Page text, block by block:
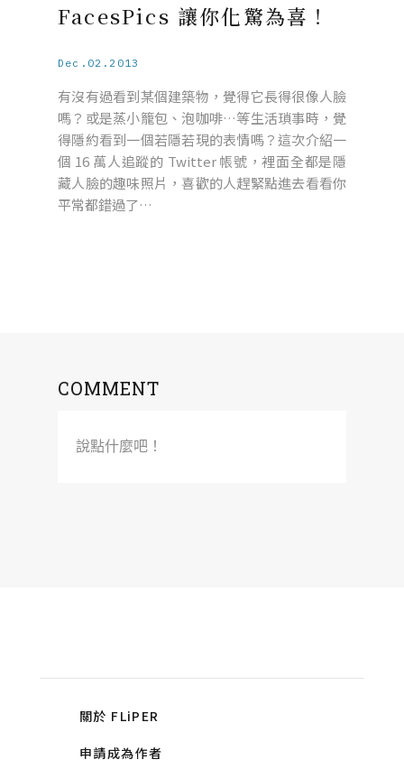
FacesPics 讓你化驚為喜！
Dec.02.2013
有沒有過看到某個建築物，覺得它長得很像人臉
嗎？或是蒸小籠包、泡咖啡…等生活瑣事時，覺
得隱約看到一個若隱若現的表情嗎？這次介紹一
個 16 萬人追蹤的 Twitter 帳號，裡面全都是隱
藏人臉的趣味照片，喜歡的人趕緊點進去看看你
平常都錯過了…
COMMENT
說點什麼吧！
關於 FLiPER
申請成為作者